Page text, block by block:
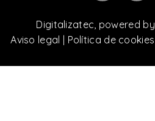
Digitalizatec, powered by
Aviso legal
Política de cookies